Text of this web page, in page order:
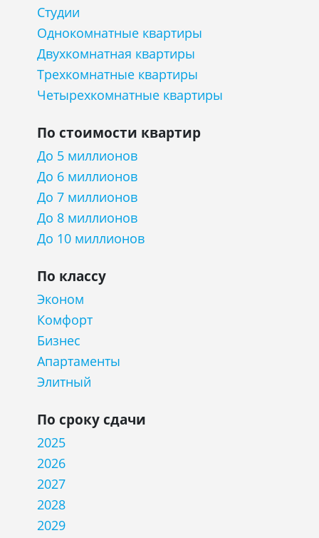
Студии
Однокомнатные квартиры
Двухкомнатная квартиры
Трехкомнатные квартиры
Четырехкомнатные квартиры
По стоимости квартир
До 5 миллионов
До 6 миллионов
До 7 миллионов
До 8 миллионов
До 10 миллионов
По классу
Эконом
Комфорт
Бизнес
Апартаменты
Элитный
По сроку сдачи
2025
2026
2027
2028
2029